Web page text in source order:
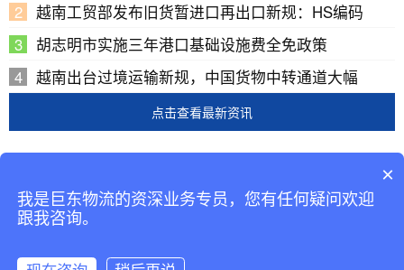
越南工贸部发布旧货暂进口再出口新规：HS编码
胡志明市实施三年港口基础设施费全免政策
越南出台过境运输新规，中国货物中转通道大幅
点击查看最新资讯
版权所有
备案号： 粤ICP备13069001号-2
×
我是巨东物流的资深业务专员，您有任何疑问欢迎
跟我咨询。